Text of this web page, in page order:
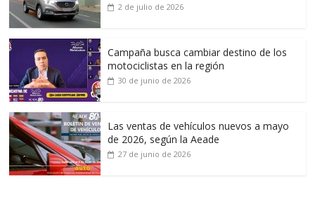
2 de julio de 2026
Campaña busca cambiar destino de los
motociclistas en la región
30 de junio de 2026
Las ventas de vehículos nuevos a mayo
de 2026, según la Aeade
27 de junio de 2026